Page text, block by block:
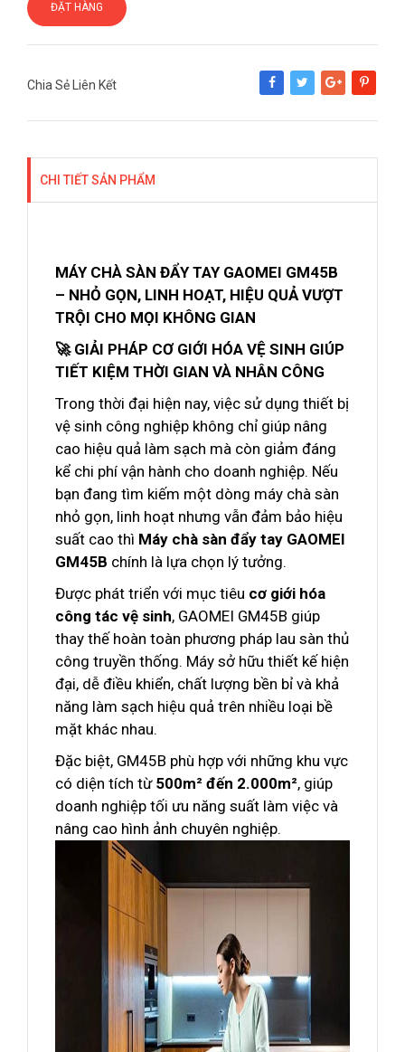
ĐẶT HÀNG
Chia Sẻ Liên Kết
Share Tweet Google+Pinterest
CHI TIẾT SẢN PHẨM
MÁY CHÀ SÀN ĐẨY TAY GAOMEI GM45B
– NHỎ GỌN, LINH HOẠT, HIỆU QUẢ VƯỢT
TRỘI CHO MỌI KHÔNG GIAN
🚀 GIẢI PHÁP CƠ GIỚI HÓA VỆ SINH GIÚP
TIẾT KIỆM THỜI GIAN VÀ NHÂN CÔNG
Trong thời đại hiện nay, việc sử dụng thiết bị
vệ sinh công nghiệp không chỉ giúp nâng
cao hiệu quả làm sạch mà còn giảm đáng
kể chi phí vận hành cho doanh nghiệp. Nếu
bạn đang tìm kiếm một dòng máy chà sàn
nhỏ gọn, linh hoạt nhưng vẫn đảm bảo hiệu
suất cao thì Máy chà sàn đẩy tay GAOMEI
GM45B chính là lựa chọn lý tưởng.
Được phát triển với mục tiêu cơ giới hóa
công tác vệ sinh, GAOMEI GM45B giúp
thay thế hoàn toàn phương pháp lau sàn thủ
công truyền thống. Máy sở hữu thiết kế hiện
đại, dễ điều khiển, chất lượng bền bỉ và khả
năng làm sạch hiệu quả trên nhiều loại bề
mặt khác nhau.
Đặc biệt, GM45B phù hợp với những khu vực
có diện tích từ 500m² đến 2.000m², giúp
doanh nghiệp tối ưu năng suất làm việc và
nâng cao hình ảnh chuyên nghiệp.